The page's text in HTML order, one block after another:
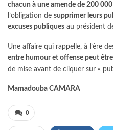
chacun à une amende de 200
l’obligation de supprimer leurs
excuses publiques au président
Une affaire qui rappelle, à l’ère
entre humour et offense peut
de mise avant de cliquer sur «
Mamadouba CAMARA
0